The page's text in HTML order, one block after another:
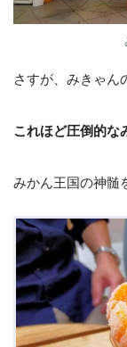
さすが、みきゃん
これほど圧倒的な
みかん王国の神髄